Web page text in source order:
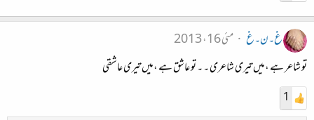
غ۔ن۔غ
مئی 16، 2013
تو شاعر ہے ،میں تیری شاعری ۔ ۔ تو عاشق ہے ،میں تیری عاشقی
1